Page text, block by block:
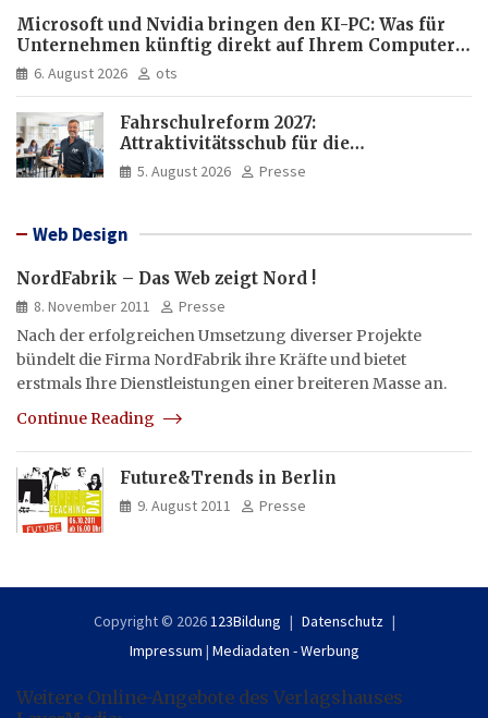
Microsoft und Nvidia bringen den KI-PC: Was für
Unternehmen künftig direkt auf Ihrem Computer
läuft und was weiter in der Cloud bleibt
6. August 2026 ots
Fahrschulreform 2027:
Attraktivitätsschub für die
Fahrlehrerausbildung
5. August 2026 Presse
Web Design
NordFabrik – Das Web zeigt Nord !
8. November 2011
Presse
Nach der erfolgreichen Umsetzung diverser Projekte
bündelt die Firma NordFabrik ihre Kräfte und bietet
erstmals Ihre Dienstleistungen einer breiteren Masse an.
Continue Reading
Future&Trends in Berlin
9. August 2011 Presse
Copyright © 2026 123Bildung
Datenschutz
Impressum | Mediadaten - Werbung
Weitere Online-Angebote des Verlagshauses